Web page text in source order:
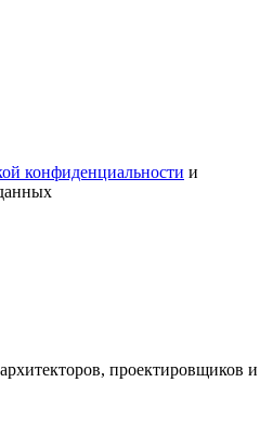
конфиденциальности и
проектировщиков и